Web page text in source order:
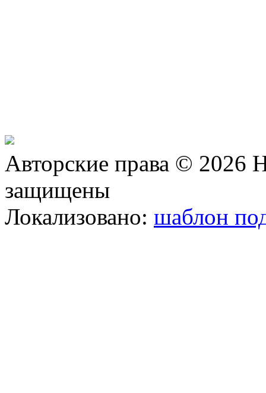
Авторские права © 2026
защищены
Локализовано: шаблон